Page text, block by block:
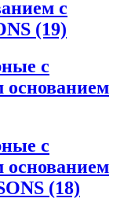
с
(19)
с
с
(18)